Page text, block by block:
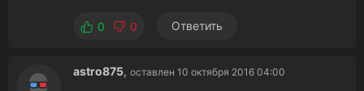
0 0 Ответить
astro875, оставлен 10 октября 2016 04:00